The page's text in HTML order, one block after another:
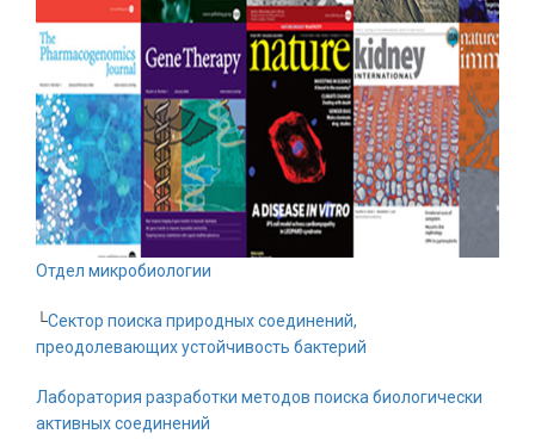
Отдел микробиологии
└Сектор поиска природных соединений,
преодолевающих устойчивость бактерий
Лаборатория разработки методов поиска биологически
активных соединений